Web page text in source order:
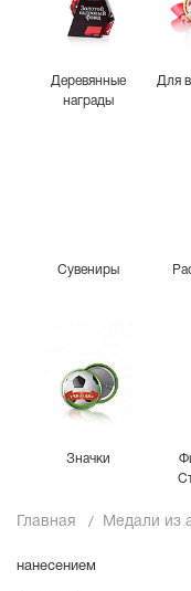
Деревянные
награды
Для
Сувениры
Значки
Главная Медали из
нанесением